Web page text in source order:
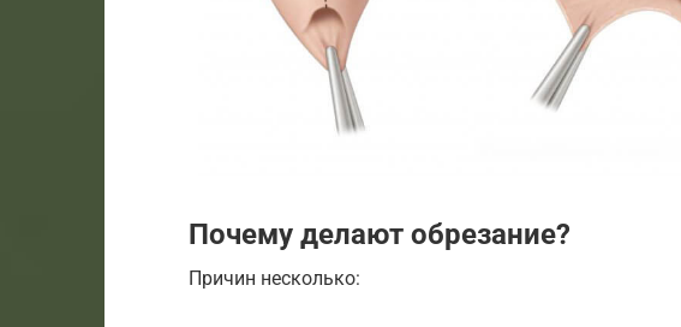
Почему делают обрезание?
Причин несколько: